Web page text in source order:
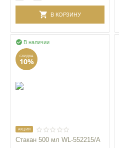
В КОРЗИНУ
В наличии

СКИДКА
10%
AКЦИЯ
Стакан 500 мл WL‑552215/A